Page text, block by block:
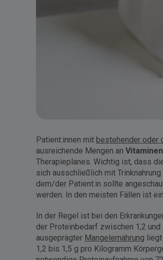
Patient:innen mit bestehender oder
ausreichende Mengen an
Therapieplanes. Wichtig ist, dass
sich ausschließlich mit
dem/der Patient:in sollte
werden. In den meisten Fällen ist
In der Regel ist bei den
der Proteinbedarf zwischen 1,2
ausgeprägter Mangelernährung
1,2 bis 1,5 g pro Kilogramm